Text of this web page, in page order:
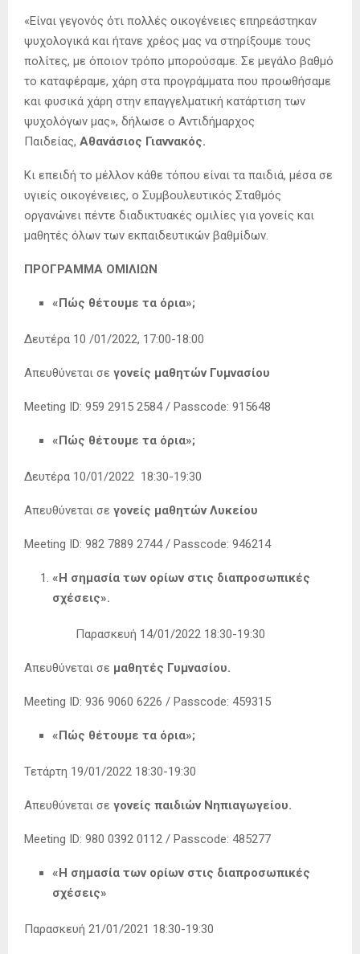
«Είναι γεγονός ότι πολλές οικογένειες επηρεάστηκαν
ψυχολογικά και ήτανε χρέος μας να στηρίξουμε τους
πολίτες, με όποιον τρόπο μπορούσαμε. Σε μεγάλο βαθμό
το καταφέραμε, χάρη στα προγράμματα που προωθήσαμε
και φυσικά χάρη στην επαγγελματική κατάρτιση των
ψυχολόγων μας», δήλωσε ο Αντιδήμαρχος
Παιδείας, Αθανάσιος Γιαννακός.
Κι επειδή το μέλλον κάθε τόπου είναι τα παιδιά, μέσα σε
υγιείς οικογένειες, ο Συμβουλευτικός Σταθμός
οργανώνει πέντε διαδικτυακές ομιλίες για γονείς και
μαθητές όλων των εκπαιδευτικών βαθμίδων.
ΠΡΟΓΡΑΜΜΑ ΟΜΙΛΙΩΝ
«Πώς θέτουμε τα όρια»;
Δευτέρα 10 /01/2022, 17:00-18:00
Απευθύνεται σε γονείς μαθητών Γυμνασίου
Meeting ID: 959 2915 2584 / Passcode: 915648
«Πώς θέτουμε τα όρια»;
Δευτέρα 10/01/2022 18:30-19:30
Απευθύνεται σε γονείς μαθητών Λυκείου
Meeting ID: 982 7889 2744 / Passcode: 946214
«Η σημασία των ορίων στις διαπροσωπικές
σχέσεις».
Παρασκευή 14/01/2022 18:30-19:30
Απευθύνεται σε μαθητές Γυμνασίου.
Meeting ID: 936 9060 6226 / Passcode: 459315
«Πώς θέτουμε τα όρια»;
Τετάρτη 19/01/2022 18:30-19:30
Απευθύνεται σε γονείς παιδιών Νηπιαγωγείου.
Meeting ID: 980 0392 0112 / Passcode: 485277
«Η σημασία των ορίων στις διαπροσωπικές
σχέσεις»
Παρασκευή 21/01/2021 18:30-19:30